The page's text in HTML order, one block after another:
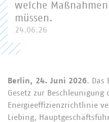
welche
müssen.
24.06.26
Berlin, 24. Juni 2026. Das
Gesetz zur Beschleunigung
Energieeffizienzrichtlinie
Liebing,